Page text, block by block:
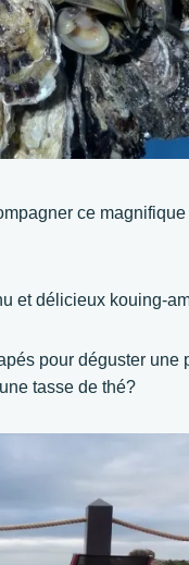
ce
et délicieux kouing-
pour déguster une
tasse de thé?